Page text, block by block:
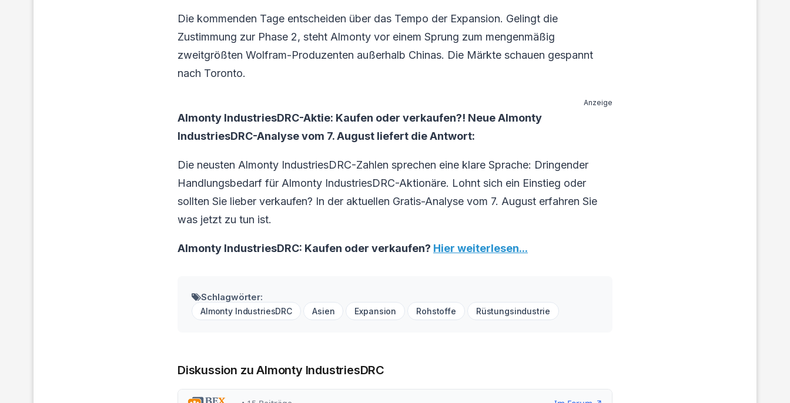
Die kommenden Tage entscheiden über das Tempo der Expansion. Gelingt die
Zustimmung zur Phase 2, steht Almonty vor einem Sprung zum mengenmäßig
zweitgrößten Wolfram-Produzenten außerhalb Chinas. Die Märkte schauen gespannt
nach Toronto.
Anzeige
Almonty IndustriesDRC-Aktie: Kaufen oder verkaufen?! Neue Almonty
IndustriesDRC-Analyse vom 7. August liefert die Antwort:
Die neusten Almonty IndustriesDRC-Zahlen sprechen eine klare Sprache: Dringender
Handlungsbedarf für Almonty IndustriesDRC-Aktionäre. Lohnt sich ein Einstieg oder
sollten Sie lieber verkaufen? In der aktuellen Gratis-Analyse vom 7. August erfahren Sie
was jetzt zu tun ist.
Almonty IndustriesDRC: Kaufen oder verkaufen? Hier weiterlesen...
Schlagwörter:
Almonty IndustriesDRC Asien Expansion Rohstoffe Rüstungsindustrie
Diskussion zu Almonty IndustriesDRC